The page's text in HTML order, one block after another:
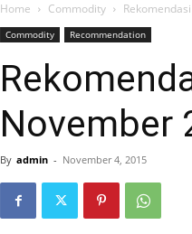
Home Commodity
Commodity Recommendation
November
By admin - November 4, 2015